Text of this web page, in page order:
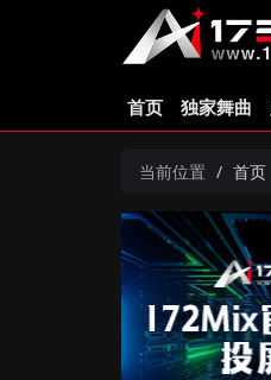
首页 独家舞曲
当前位置 首页